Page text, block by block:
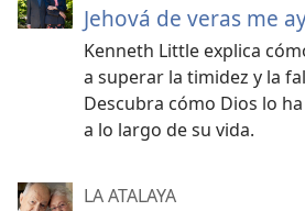
Jehová de veras me
Kenneth Little explica
a superar la timidez y la
Descubra cómo Dios lo
a lo largo de su vida.
LA ATALAYA